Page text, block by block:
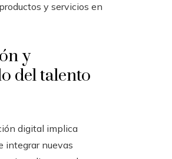
y servicios en
y
del talento
digital implica
integrar nuevas